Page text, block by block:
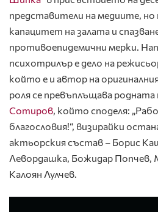
представители на медиите, но
капацитет на залата и
противоепидемични мерки.
психотрилъре дело на
който е и автор на
роля се превъплъщава родната
Сотиров, който споделя:
благословия!“, визирайки
актьорския състав – Борис
Левордашка, Божидар Попчев,
Калоян Лулчев.